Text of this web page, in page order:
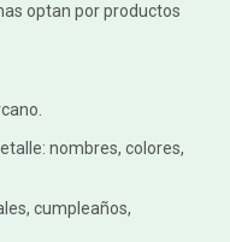
optan por productos
nombres, colores,
cumpleaños,